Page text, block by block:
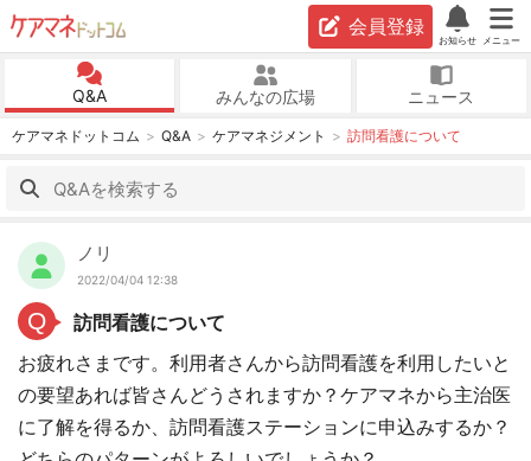
会員登録
お知らせ メニュー
Q&A みんなの広場 ニュース
ケアマネドットコム Q&A ケアマネジメント 訪問看護について
ノリ
2022/04/04 12:38
Q
訪問看護について
お疲れさまです。利用者さんから訪問看護を利用したいと
の要望あれば皆さんどうされますか？ケアマネから主治医
に了解を得るか、訪問看護ステーションに申込みするか？